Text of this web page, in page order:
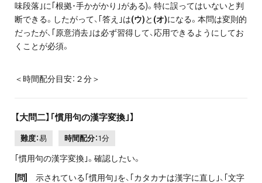
味段落｣に｢根拠･手かがかり｣がある)。特に誤ってはいないと判
断できる。したがって、｢答え｣は(ウ)と (オ)になる。本問は変則的
だったが、｢原意消去｣は必ず習得して、応用できるようにしてお
くことが必須。
＜時間配分目安：２分＞
【大問二】｢慣用句の漢字変換｣】
難度：易 時間配分：1分
｢慣用句の漢字変換｣。確認したい。
問]
示されている｢慣用句｣を、｢カタカナは漢字に直し｣、｢文字